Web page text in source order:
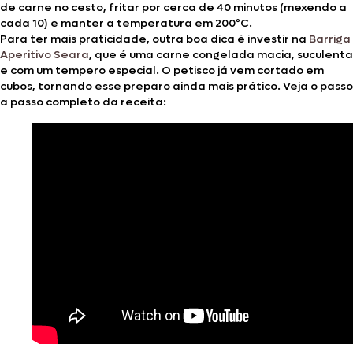
de carne no cesto, fritar por cerca de 40 minutos (mexendo a
cada 10) e manter a temperatura em 200ºC.
Para ter mais praticidade, outra boa dica é investir na Barriga
Aperitivo Seara, que é uma carne congelada macia, suculenta
e com um tempero especial. O petisco já vem cortado em
cubos, tornando esse preparo ainda mais prático. Veja o passo
a passo completo da receita: